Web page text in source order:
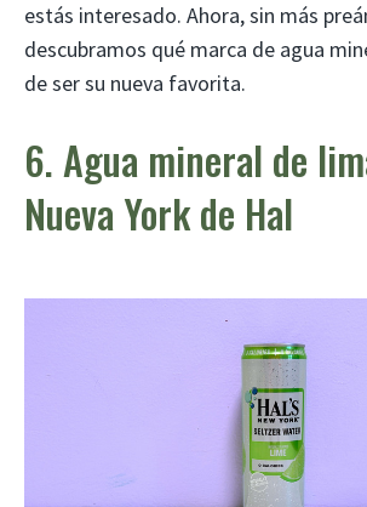
estás interesado. Ahora, sin más
descubramos qué marca de agua
de ser su nueva favorita.
6. Agua mineral de
Nueva York de Hal